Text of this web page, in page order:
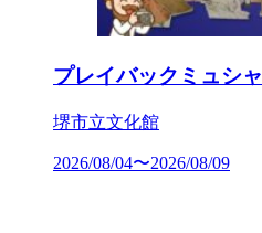
プレイバックミュシャ
堺市立文化館
2026/08/04〜2026/08/09